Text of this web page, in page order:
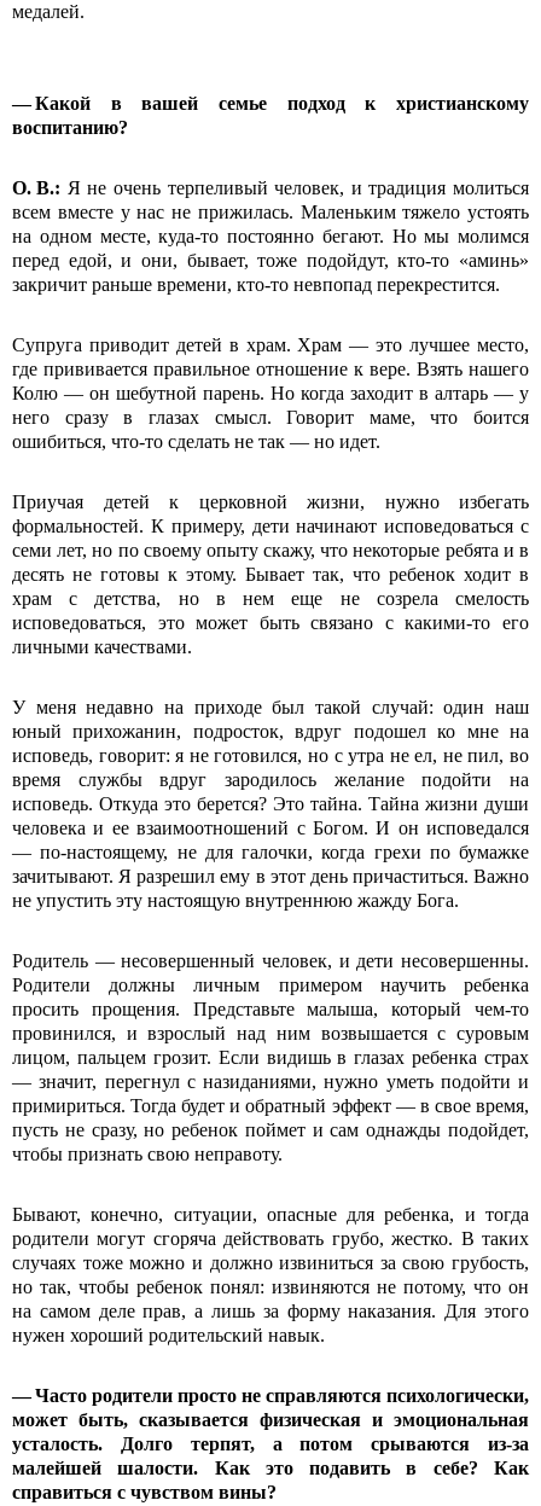
медалей.
— Какой в вашей семье подход к христианскому
воспитанию?
О. В.: Я не очень терпеливый человек, и традиция молиться
всем вместе у нас не прижилась. Маленьким тяжело устоять
на одном месте, куда-то постоянно бегают. Но мы молимся
перед едой, и они, бывает, тоже подойдут, кто-то «аминь»
закричит раньше времени, кто-то невпопад перекрестится.
Супруга приводит детей в храм. Храм — это лучшее место,
где прививается правильное отношение к вере. Взять нашего
Колю — он шебутной парень. Но когда заходит в алтарь — у
него сразу в глазах смысл. Говорит маме, что боится
ошибиться, что-то сделать не так — но идет.
Приучая детей к церковной жизни, нужно избегать
формальностей. К примеру, дети начинают исповедоваться с
семи лет, но по своему опыту скажу, что некоторые ребята и в
десять не готовы к этому. Бывает так, что ребенок ходит в
храм с детства, но в нем еще не созрела смелость
исповедоваться, это может быть связано с какими-то его
личными качествами.
У меня недавно на приходе был такой случай: один наш
юный прихожанин, подросток, вдруг подошел ко мне на
исповедь, говорит: я не готовился, но с утра не ел, не пил, во
время службы вдруг зародилось желание подойти на
исповедь. Откуда это берется? Это тайна. Тайна жизни души
человека и ее взаимоотношений с Богом. И он исповедался
— по-настоящему, не для галочки, когда грехи по бумажке
зачитывают. Я разрешил ему в этот день причаститься. Важно
не упустить эту настоящую внутреннюю жажду Бога.
Родитель — несовершенный человек, и дети несовершенны.
Родители должны личным примером научить ребенка
просить прощения. Представьте малыша, который чем-то
провинился, и взрослый над ним возвышается с суровым
лицом, пальцем грозит. Если видишь в глазах ребенка страх
— значит, перегнул с назиданиями, нужно уметь подойти и
примириться. Тогда будет и обратный эффект — в свое время,
пусть не сразу, но ребенок поймет и сам однажды подойдет,
чтобы признать свою неправоту.
Бывают, конечно, ситуации, опасные для ребенка, и тогда
родители могут сгоряча действовать грубо, жестко. В таких
случаях тоже можно и должно извиниться за свою грубость,
но так, чтобы ребенок понял: извиняются не потому, что он
на самом деле прав, а лишь за форму наказания. Для этого
нужен хороший родительский навык.
— Часто родители просто не справляются психологически,
может быть, сказывается физическая и эмоциональная
усталость. Долго терпят, а потом срываются из-за
малейшей шалости. Как это подавить в себе? Как
справиться с чувством вины?